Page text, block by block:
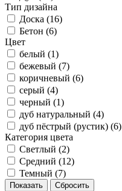
Тип дизайна
Доска (16)
Бетон (6)
Цвет
белый (1)
бежевый (7)
коричневый (6)
серый (4)
черный (1)
дуб натуральный (4)
дуб пёстрый (рустик) (6)
Категория цвета
Светлый (2)
Средний (12)
Темный (7)